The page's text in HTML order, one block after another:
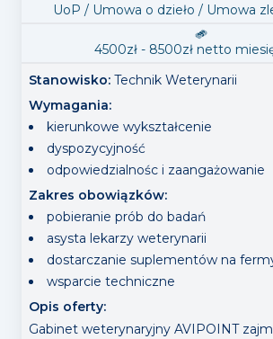
UoP / Umowa o dzieło / Umowa
4500zł - 8500zł netto
Stanowisko: Technik Weterynarii
Wymagania:
kierunkowe wykształcenie
dyspozycyjność
odpowiedzialnośc i zaangażowanie
Zakres obowiązków:
pobieranie prób do badań
asysta lekarzy weterynarii
dostarczanie suplementów na
wsparcie techniczne
Opis oferty:
Gabinet weterynaryjny AVIPOINT